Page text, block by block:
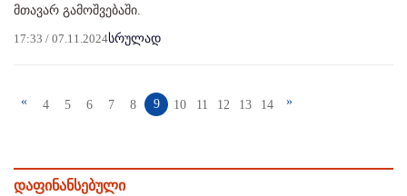
მთავარ გამოშვებაში.
17:33 / 07.11.2024სრულად
« 4 5 6 7 8 9 10 11 12 13 14 »
დაფინანსებული